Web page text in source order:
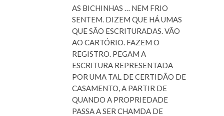
AS BICHINHAS … NEM FRIO
SENTEM. DIZEM QUE HÁ UMAS
QUE SÃO ESCRITURADAS. VÃO
AO CARTÓRIO. FAZEM O
REGISTRO. PEGAM A
ESCRITURA REPRESENTADA
POR UMA TAL DE CERTIDÃO DE
CASAMENTO, A PARTIR DE
QUANDO A PROPRIEDADE
PASSA A SER CHAMDA DE